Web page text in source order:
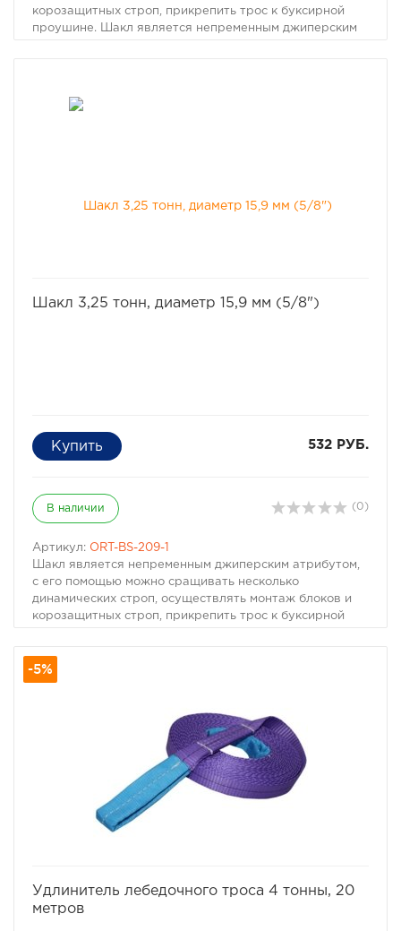
корозащитных строп, прикрепить трос к буксирной
проушине. Шакл является непременным джиперским
Шакл 3,25 тонн, диаметр 15,9 мм (5/8")
532 РУБ.
В наличии (0)
Артикул: ORT-BS-209-1
Шакл является непременным джиперским атрибутом,
с его помощью можно сращивать несколько
динамических строп, осуществлять монтаж блоков и
корозащитных строп, прикрепить трос к буксирной
Характеристики шакла:
• диаметр -15,9мм (5/8) со шплинтом;
-5%
Удлинитель лебедочного троса 4 тонны, 20
метров